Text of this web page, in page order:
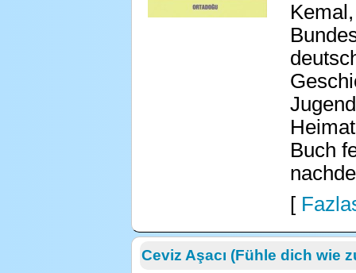
Buch
[
Ceviz Aşacı (Fühle dich wie